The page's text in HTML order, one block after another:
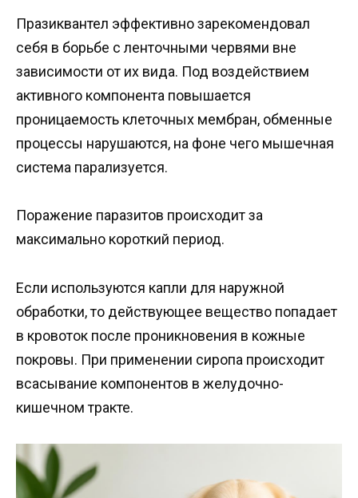
Празиквантел эффективно зарекомендовал
себя в борьбе с ленточными червями вне
зависимости от их вида. Под воздействием
активного компонента повышается
проницаемость клеточных мембран, обменные
процессы нарушаются, на фоне чего мышечная
система парализуется.
Поражение паразитов происходит за
максимально короткий период.
Если используются капли для наружной
обработки, то действующее вещество попадает
в кровоток после проникновения в кожные
покровы. При применении сиропа происходит
всасывание компонентов в желудочно-
кишечном тракте.